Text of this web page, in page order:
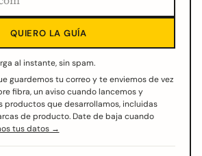
QUIERO LA GUÍA
al instante, sin spam.
guardemos tu correo y te enviemos de vez
fibra, un aviso cuando lancemos y
productos que desarrollamos, incluidas
de producto. Date de baja cuando
tus datos →